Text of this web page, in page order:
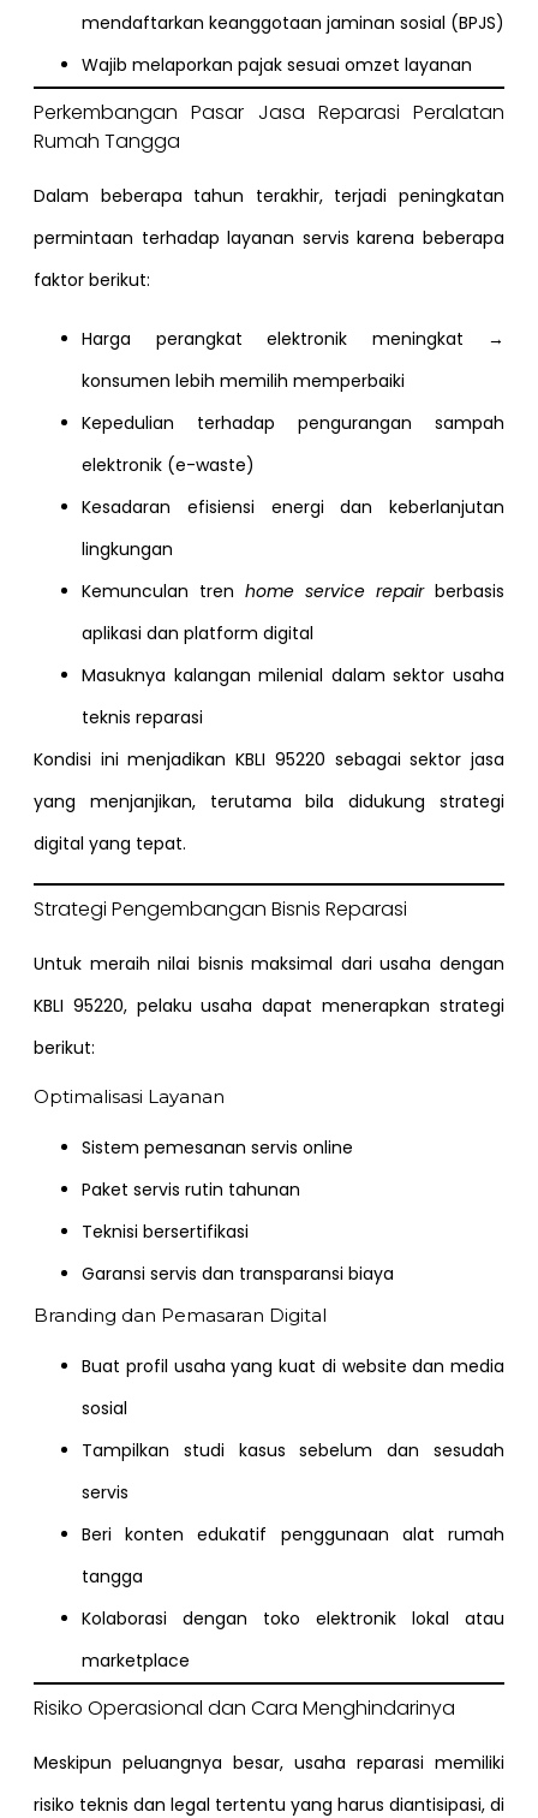
mendaftarkan keanggotaan jaminan sosial (BPJS)
Wajib melaporkan pajak sesuai omzet layanan
Perkembangan Pasar Jasa Reparasi Peralatan
Rumah Tangga
Dalam beberapa tahun terakhir, terjadi peningkatan
permintaan terhadap layanan servis karena beberapa
faktor berikut:
Harga perangkat elektronik meningkat →
konsumen lebih memilih memperbaiki
Kepedulian terhadap pengurangan sampah
elektronik (e-waste)
Kesadaran efisiensi energi dan keberlanjutan
lingkungan
Kemunculan tren home service repairberbasis
aplikasi dan platform digital
Masuknya kalangan milenial dalam sektor usaha
teknis reparasi
Kondisi ini menjadikan KBLI 95220 sebagai sektor jasa
yang menjanjikan, terutama bila didukung strategi
digital yang tepat.
Strategi Pengembangan Bisnis Reparasi
Untuk meraih nilai bisnis maksimal dari usaha dengan
KBLI 95220, pelaku usaha dapat menerapkan strategi
berikut:
Optimalisasi Layanan
Sistem pemesanan servis online
Paket servis rutin tahunan
Teknisi bersertifikasi
Garansi servis dan transparansi biaya
Branding dan Pemasaran Digital
Buat profil usaha yang kuat di website dan media
sosial
Tampilkan studi kasus sebelum dan sesudah
servis
Beri konten edukatif penggunaan alat rumah
tangga
Kolaborasi dengan toko elektronik lokal atau
marketplace
Risiko Operasional dan Cara Menghindarinya
Meskipun peluangnya besar, usaha reparasi memiliki
risiko teknis dan legal tertentu yang harus diantisipasi, di